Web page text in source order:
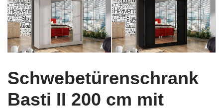
Schwebetürenschrank
Basti II 200 cm mit